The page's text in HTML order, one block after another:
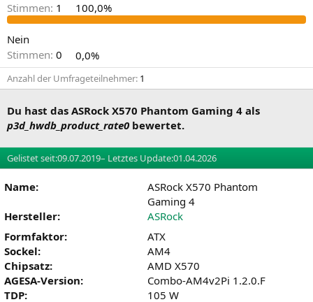
Stimmen: 1 100,0%
Nein
Stimmen: 0 0,0%
Anzahl der Umfrageteilnehmer 1
Du hast das ASRock X570 Phantom Gaming 4 als
p3d_hwdb_product_rate0 bewertet.
Gelistet seit:09.07.2019– Letztes Update:01.04.2026
Name:
ASRock X570 Phantom
Gaming 4
Hersteller:
ASRock
Formfaktor:
ATX
Sockel:
AM4
Chipsatz:
AMD X570
AGESA-Version:
Combo-AM4v2Pi 1.2.0.F
TDP:
105 W